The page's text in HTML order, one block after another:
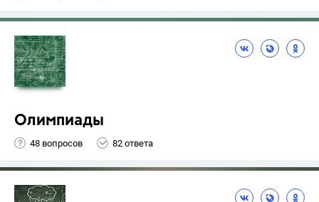
Олимпиады
48 вопросов 82 ответа